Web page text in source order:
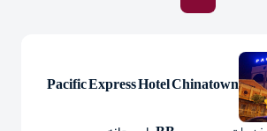
Pacific Express Hotel Chinatown